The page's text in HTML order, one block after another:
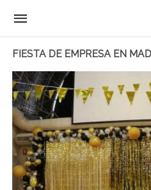
FIESTA DE EMPRESA EN